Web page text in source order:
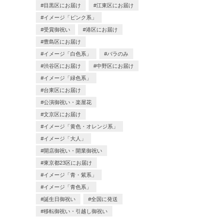
目黒区にお届け 江東区にお届け
イメージ「ピンク系」
受賞御祝い 港区にお届け
豊島区にお届け
イメージ「白色系」 バラのみ
渋谷区にお届け 中野区にお届け
イメージ「緑色系」
台東区にお届け
公演御祝い・楽屋花
文京区にお届け
イメージ「黄色・オレンジ系」
イメージ「大人」
開店御祝い・開業御祝い
東京都23区にお届け
イメージ「青・紫系」
イメージ「青色系」
誕生日御祝い 全国に発送
移転御祝い・引越し御祝い